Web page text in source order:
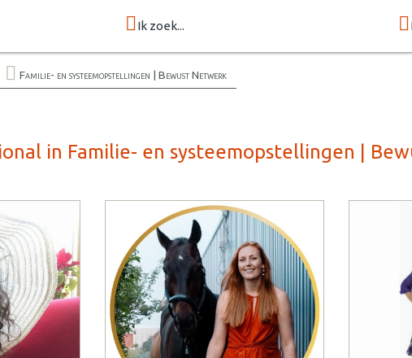
Ik zoek...
Familie- en systeemopstellingen | Bewust Netwerk
in Familie- en systeemopstellingen |